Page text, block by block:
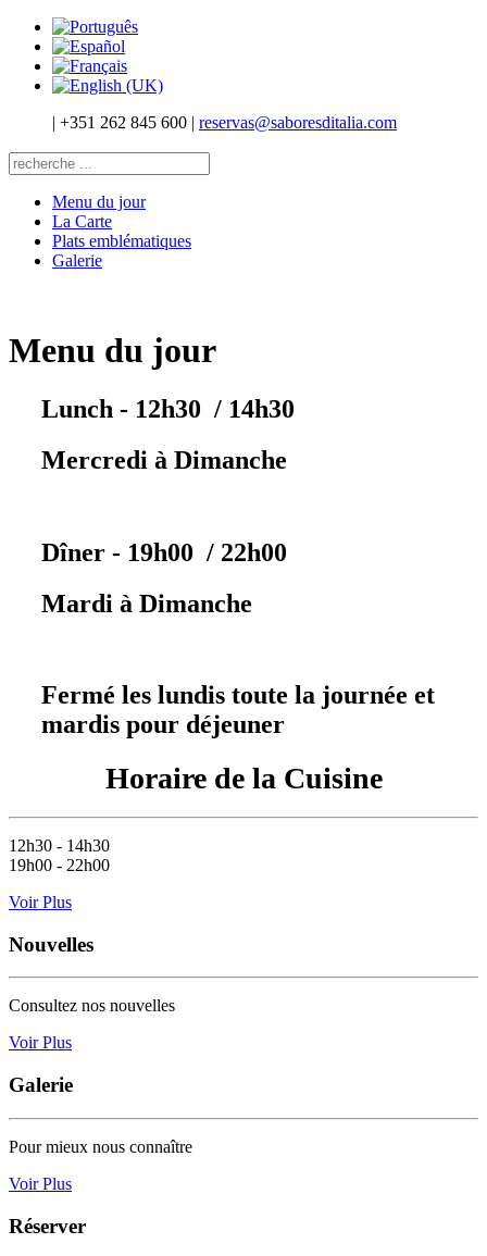
| +351 262 845 600 | reservas@saboresditalia.com
Menu du jour
La Carte
Plats emblématiques
Galerie
Menu du jour
Lunch - 12h30 / 14h30
Mercredi à Dimanche
Dîner - 19h00 / 22h00
Mardi à Dimanche
Fermé les lundis toute la journée et
mardis pour déjeuner
Horaire de la Cuisine
12h30 - 14h30
19h00 - 22h00
Voir Plus
Nouvelles
Consultez nos nouvelles
Voir Plus
Galerie
Pour mieux nous connaître
Voir Plus
Réserver